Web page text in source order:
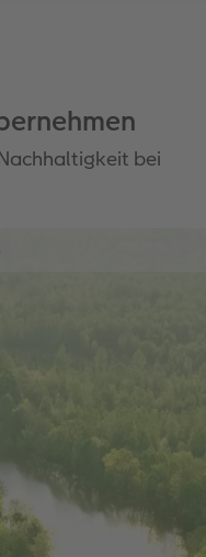
bei
Papierprodukte